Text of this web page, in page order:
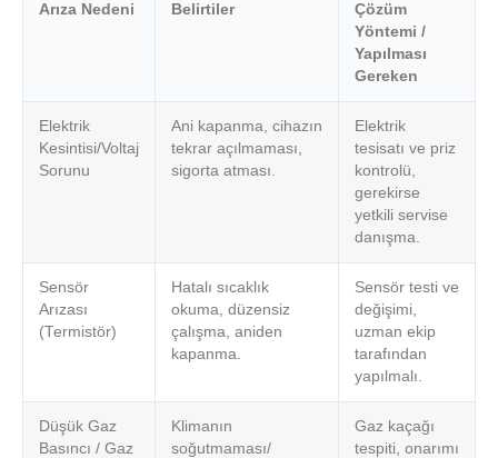
Arıza Nedeni Belirtiler
Çözüm
Yöntemi /
Yapılması
Gereken
Elektrik
Kesintisi/Voltaj
Sorunu
Ani kapanma, cihazın
tekrar açılmaması,
sigorta atması.
Elektrik
tesisatı ve priz
kontrolü,
gerekirse
yetkili servise
danışma.
Sensör
Arızası
(Termistör)
Hatalı sıcaklık
okuma, düzensiz
çalışma, aniden
kapanma.
Sensör testi ve
değişimi,
uzman ekip
tarafından
yapılmalı.
Düşük Gaz
Basıncı / Gaz
Klimanın
soğutmaması/
Gaz kaçağı
tespiti, onarımı